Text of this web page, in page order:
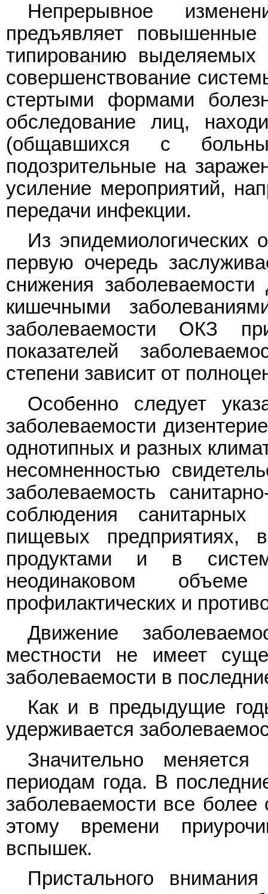
Непрерывное
предъявляет
типированию
совершенствование
стертыми формами
обследование лиц,
(общавшихся с
подозрительные на
усиление мероприятий,
передачи инфекции.
Из эпидемиологических
первую очередь
снижения
кишечными
заболеваемости ОКЗ
показателей
степени зависит от
Особенно следует
заболеваемости
однотипных и разных
несомненностью
заболеваемость
соблюдения
пищевых предприятиях,
продуктами и в
неодинаковом
профилактических и
Движение
местности не имеет
заболеваемости в
Как и в предыдущие
удерживается
Значительно
периодам года. В
заболеваемости все
этому времени
вспышек.
Пристального